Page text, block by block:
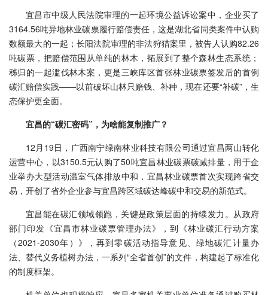
宜昌市中级人民法院审理的一起环境公益诉讼案中，企业买了
3164.56吨异地林业碳票履行赔偿责任，这是湖北省同类案件中认购
数额最大的一起；长阳法院审理的非法狩猎案里，被告人认购82.26
吨碳票，把赔偿范围从单纯的林木，拓展到了整个森林生态系统；
秭归的一起滥伐林木案，更是三峡库区首张林业碳票签发后的首例
碳汇赔偿实践——以前破坏山林只赔钱、补种，现在还要“补碳”，生
态保护更全面。
宜昌的“碳汇密码”，为啥能复制推广？
12月19日，广西南宁绿南林业科技有限公司通过宜昌两山转化
运营中心，以3150.5元认购了50吨宜昌林业碳票碳减排量，用于企
业举办大型活动温室气体排放中和，宜昌林业碳票首次实现跨省交
易，开创了省外企业参与宜昌跨区域碳达峰碳中和交易的新范式。
宜昌能在碳汇领域领跑，关键是政策层面的持续发力。从政府
部门印发《宜昌市林业碳票管理办法》，到《林业碳汇行动方案
（2021-2030年）》，再到零碳活动指导意见、绿地碳汇计量办
法、替代义务植树办法，一系列“全省首创”的文件，构建起了标准化
的制度框架。